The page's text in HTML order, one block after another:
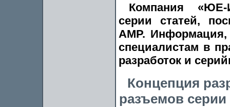
Компания «ЮЕ-
серии статей,
AMP.
специалистам в
разработок и
Концепция
разъемов